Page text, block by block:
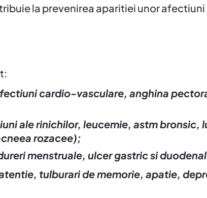
la prevenirea aparitiei unor afectiuni
cardio-vasculare, anghina
ale rinichilor, leucemie, astm
rozacee);
menstruale, ulcer gastric si
tulburari de memorie, apatie,